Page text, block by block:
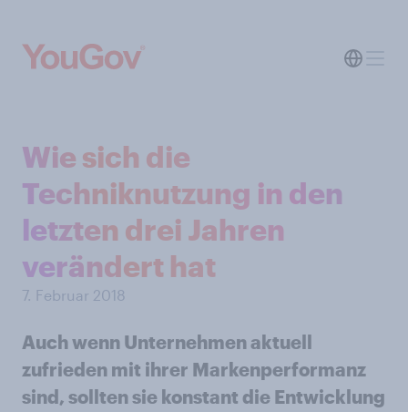
Wie sich die
Techniknutzung in den
letzten drei Jahren
verändert hat
7. Februar 2018
Auch wenn Unternehmen aktuell
zufrieden mit ihrer Markenperformanz
sind, sollten sie konstant die Entwicklung